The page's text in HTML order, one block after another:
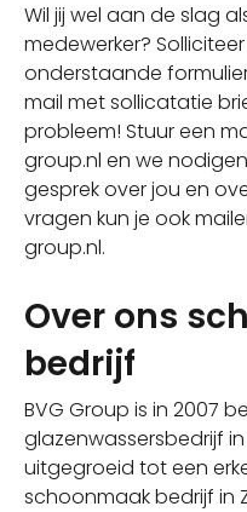
Wil jij wel aan de slag
medewerker?
onderstaande
mail met sollicatatie
probleem! Stuur een
group.nl en we
gesprek over jou en
vragen kun je ook
group.nl.
Over ons
bedrijf
BVG Group is in 2007
glazenwassersbedrijf
uitgegroeid tot een
schoonmaak bedrijf in